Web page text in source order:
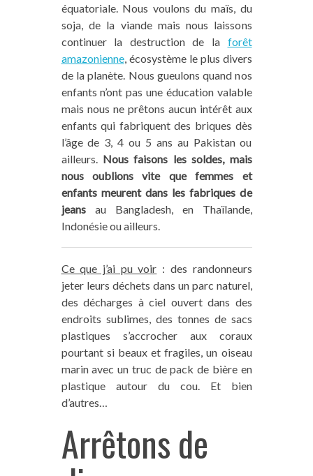
équatoriale. Nous voulons du maïs, du
soja, de la viande mais nous laissons
continuer la destruction de la forêt
amazonienne, écosystème le plus divers
de la planète. Nous gueulons quand nos
enfants n’ont pas une éducation valable
mais nous ne prêtons aucun intérêt aux
enfants qui fabriquent des briques dès
l’âge de 3, 4 ou 5 ans au Pakistan ou
ailleurs. Nous faisons les soldes, mais
nous oublions vite que femmes et
enfants meurent dans les fabriques de
jeansau Bangladesh, en Thaïlande,
Indonésie ou ailleurs.
Ce que j’ai pu voir : des randonneurs
jeter leurs déchets dans un parc naturel,
des décharges à ciel ouvert dans des
endroits sublimes, des tonnes de sacs
plastiques s’accrocher aux coraux
pourtant si beaux et fragiles, un oiseau
marin avec un truc de pack de bière en
plastique autour du cou. Et bien
d’autres…
Arrêtons de
Vous aimez notre blog ? Vous
pouvez nous aider !
contenu intégralement gratuit et indépendant
(aucun article rémunéré !) mais tout cela a un
coût pour nous (frais de fonctionnement,